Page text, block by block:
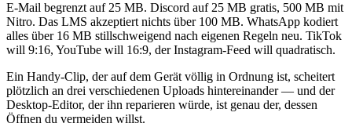
E-Mail begrenzt auf 25 MB. Discord auf 25 MB gratis, 500 MB mit
Nitro. Das LMS akzeptiert nichts über 100 MB. WhatsApp kodiert
alles über 16 MB stillschweigend nach eigenen Regeln neu. TikTok
will 9:16, YouTube will 16:9, der Instagram-Feed will quadratisch.
Ein Handy-Clip, der auf dem Gerät völlig in Ordnung ist, scheitert
plötzlich an drei verschiedenen Uploads hintereinander — und der
Desktop-Editor, der ihn reparieren würde, ist genau der, dessen
Öffnen du vermeiden willst.